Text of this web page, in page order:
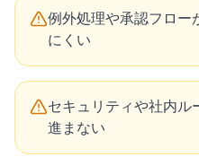
例外処理や承認フロー
にくい
セキュリティや社内ル
進まない